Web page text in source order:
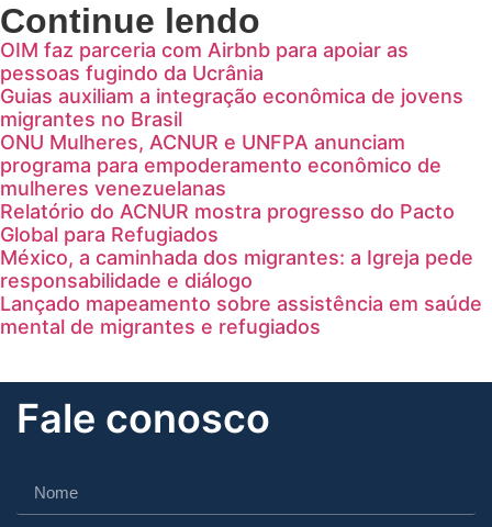
Continue lendo
OIM faz parceria com Airbnb para apoiar as
pessoas fugindo da Ucrânia
Guias auxiliam a integração econômica de jovens
migrantes no Brasil
ONU Mulheres, ACNUR e UNFPA anunciam
programa para empoderamento econômico de
mulheres venezuelanas
Relatório do ACNUR mostra progresso do Pacto
Global para Refugiados
México, a caminhada dos migrantes: a Igreja pede
responsabilidade e diálogo
Lançado mapeamento sobre assistência em saúde
mental de migrantes e refugiados
Fale conosco